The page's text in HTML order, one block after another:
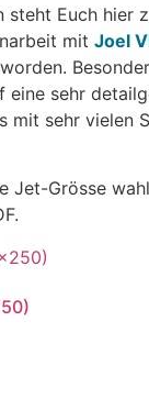
steht Euch hier
mit Joel
eine sehr
mit sehr vielen
Jet-Grösse